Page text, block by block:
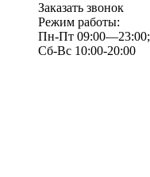
Заказать звонок
Режим работы:
Пн-Пт 09:00—23:00;
Сб-Вс 10:00-20:00